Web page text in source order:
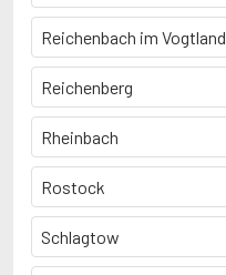
Reichenbach im Vogtland
Reichenberg
Rheinbach
Rostock
Schlagtow